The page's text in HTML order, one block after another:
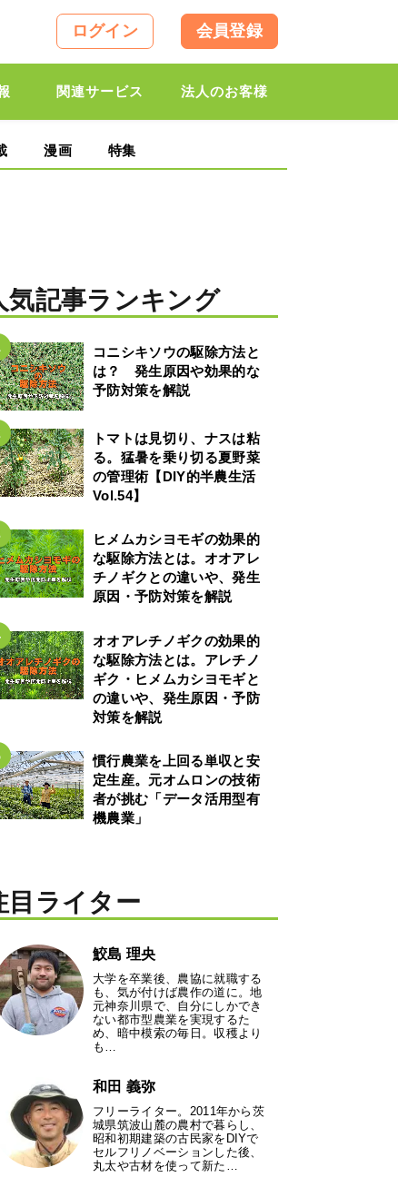
ログイン 会員登録
関連サービス 法人のお客様
漫画 特集
気記事ランキング
コニシキソウの駆除方法と
は？ 発生原因や効果的な
予防対策を解説
トマトは見切り、ナスは粘
る。猛暑を乗り切る夏野菜
の管理術【DIY的半農生活
Vol.54】
ヒメムカシヨモギの効果的
な駆除方法とは。オオアレ
チノギクとの違いや、発生
原因・予防対策を解説
オオアレチノギクの効果的
な駆除方法とは。アレチノ
ギク・ヒメムカシヨモギと
の違いや、発生原因・予防
対策を解説
慣行農業を上回る単収と安
定生産。元オムロンの技術
者が挑む「データ活用型有
機農業」
目ライター
鮫島 理央
大学を卒業後、農協に就職する
も、気が付けば農作の道に。地
元神奈川県で、自分にしかでき
ない都市型農業を実現するた
め、暗中模索の毎日。収穫より
も…
和田 義弥
フリーライター。2011年から茨
城県筑波山麓の農村で暮らし、
昭和初期建築の古民家をDIYで
セルフリノベーションした後、
丸太や古材を使って新た…